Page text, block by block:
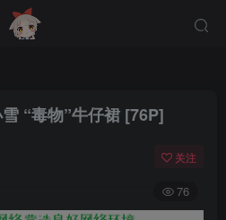
“毒物”牛仔裙 [76P]
关注
76